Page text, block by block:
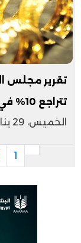
تقرير مجلس
تتراجع 10% في 2025 رغم صعود الأسعار
الخميس، 29 يناير 2026 01:07 م
1